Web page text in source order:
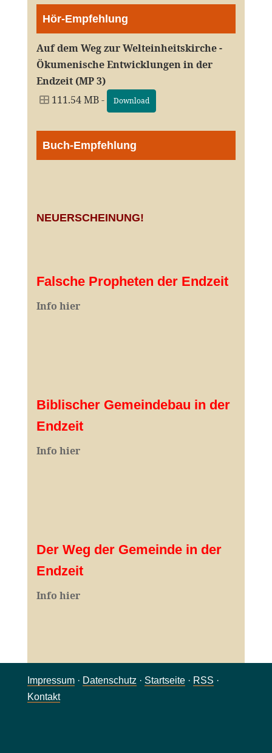
Hör-Empfehlung
Auf dem Weg zur Welteinheitskirche -
Ökumenische Entwicklungen in der
Endzeit (MP 3)
111.54 MB -
Download
Buch-Empfehlung
NEUERSCHEINUNG!
Falsche Propheten der Endzeit
Info hier
Biblischer Gemeindebau in der
Endzeit
Info hier
Der Weg der Gemeinde in der
Endzeit
Info hier
Impressum· Datenschutz · Startseite· RSS ·
Kontakt